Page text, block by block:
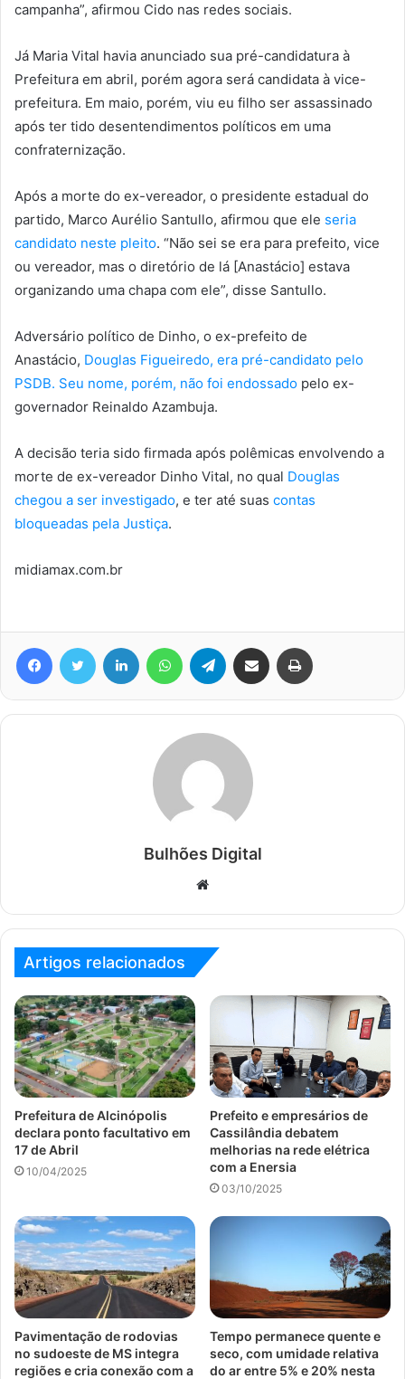
campanha”, afirmou Cido nas redes sociais.
Já Maria Vital havia anunciado sua pré-candidatura à
Prefeitura em abril, porém agora será candidata à vice-
prefeitura. Em maio, porém, viu eu filho ser assassinado
após ter tido desentendimentos políticos em uma
confraternização.
Após a morte do ex-vereador, o presidente estadual do
partido, Marco Aurélio Santullo, afirmou que ele seria
candidato neste pleito. “Não sei se era para prefeito, vice
ou vereador, mas o diretório de lá [Anastácio] estava
organizando uma chapa com ele”, disse Santullo.
Adversário político de Dinho, o ex-prefeito de
Anastácio, Douglas Figueiredo, era pré-candidato pelo
PSDB. Seu nome, porém, não foi endossado pelo ex-
governador Reinaldo Azambuja.
A decisão teria sido firmada após polêmicas envolvendo a
morte de ex-vereador Dinho Vital, no qual Douglas
chegou a ser investigado, e ter até suas contas
bloqueadas pela Justiça.
midiamax.com.br
FacebookTwitter Linkedin WhatsAppTelegram Compartilhar via e-mail
Bulhões Digital
Website
Artigos relacionados
Prefeitura de Alcinópolis
declara ponto facultativo em
17 de Abril
10/04/2025
Prefeito e empresários de
Cassilândia debatem
melhorias na rede elétrica
com a Enersia
03/10/2025
Pavimentação de rodovias
no sudoeste de MS integra
regiões e cria conexão com a
Tempo permanece quente e
seco, com umidade relativa
do ar entre 5% e 20% nesta